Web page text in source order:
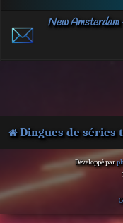
New Amsterdam
Dingues de séries
Développé par